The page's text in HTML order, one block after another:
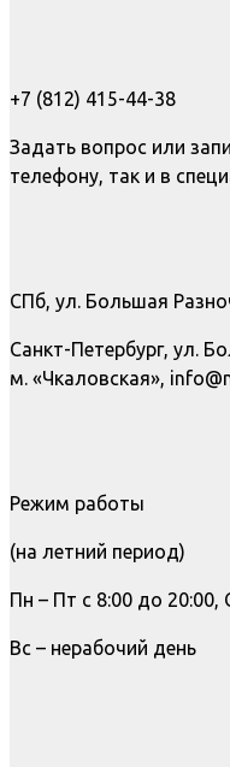
+7 (812) 415-44-38
Задать вопрос или
телефону, так и в
СПб, ул. Большая
Санкт-Петербург, ул.
м. «Чкаловская»,
Режим работы
(на летний период)
Пн – Пт с 8:00 до 20:00,
Вс – нерабочий день